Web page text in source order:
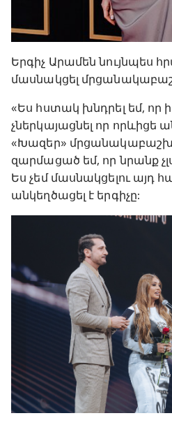
Երգիչ Արամեն նույնպես
մասնակցել
«Ես հստակ խնդրել եմ, որ
չներկայացնել որ որևիցե
«Խազեր»
զարմացած եմ, որ նրանք
Ես չեմ մասնակցելու այդ
անկեղծացել է երգիչը: